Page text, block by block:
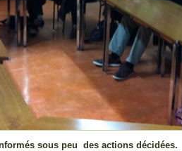
sous peu des actions décidées.